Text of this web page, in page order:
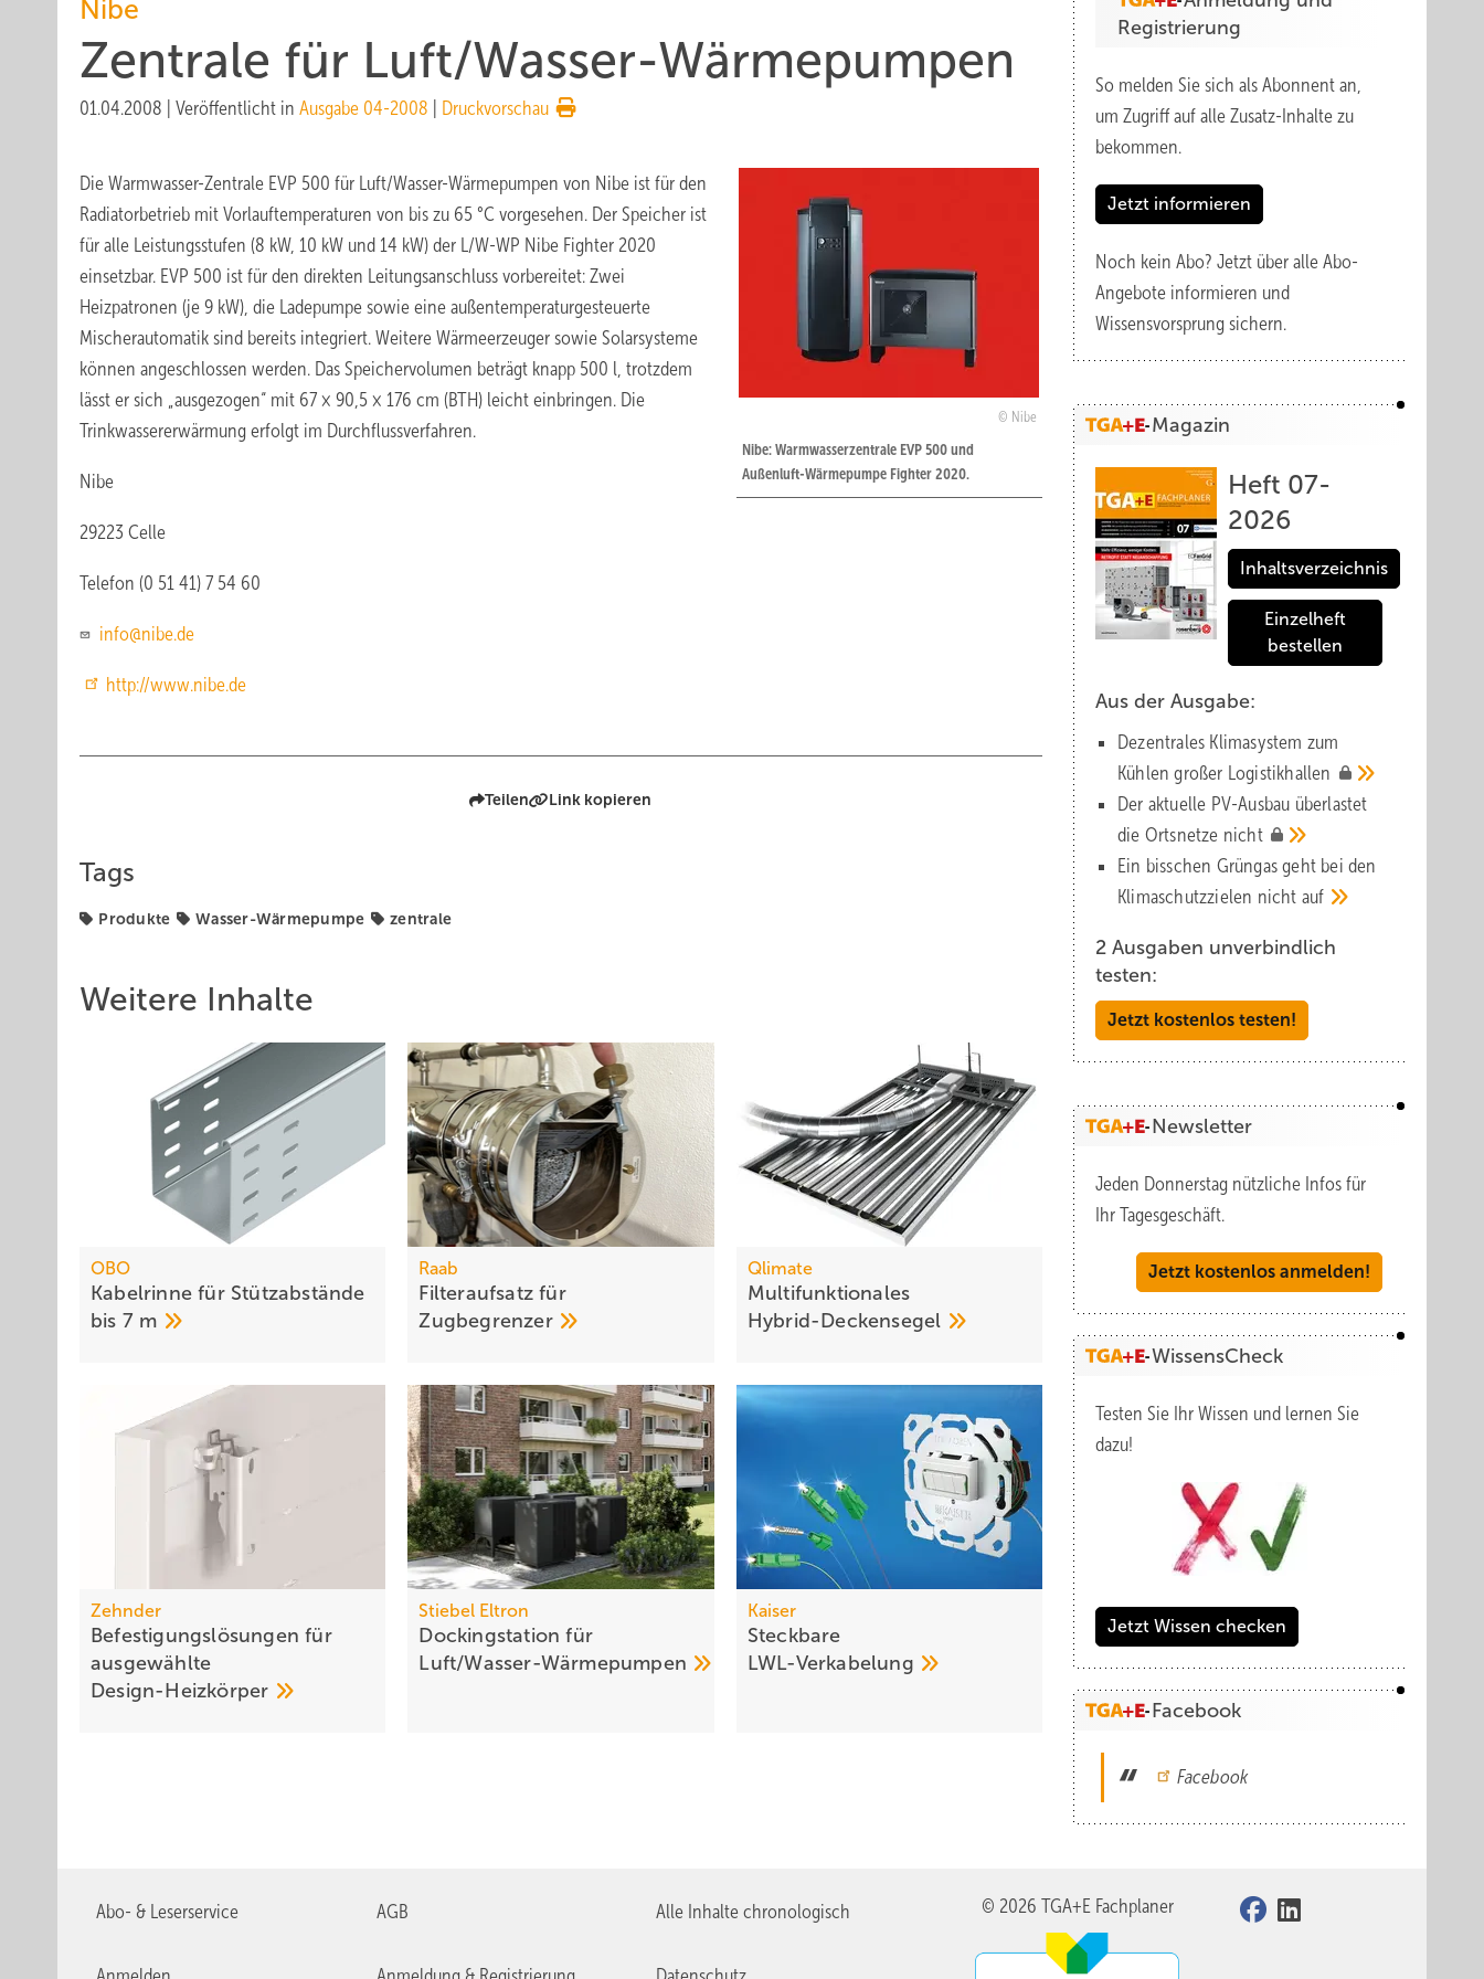
Nibe
Zentrale für Luft/Wasser-Wärmepumpen
01.04.2008 Veröffentlicht in Ausgabe 04-2008 Druckvorschau
Nibe
Nibe: Warmwasserzentrale EVP 500 und
Außenluft-Wärmepumpe Fighter 2020.
Die Warmwasser-Zentrale EVP 500 für Luft/Wasser-Wärmepumpen von Nibe ist für den
Radiatorbetrieb mit Vorlauftemperaturen von bis zu 65 °C vorgesehen. Der Speicher ist
für alle Leistungsstufen (8 kW, 10 kW und 14 kW) der L/W-WP Nibe Fighter 2020
einsetzbar. EVP 500 ist für den ­direkten Leitungsanschluss vorbereitet: Zwei
Heizpatronen (je 9 kW), die Ladepumpe sowie eine außentemperaturgesteuerte
Mischerauto­matik sind bereits integriert. Weitere Wärme­erzeuger ­sowie Solarsysteme
können angeschlossen ­werden. Das Speichervolumen beträgt knapp 500 l, trotzdem
lässt er sich „ausgezogen“ mit 67 × 90,5 × 176 cm (BTH) leicht einbringen. Die
Trinkwassererwärmung erfolgt im Durchfluss­verfahren.
Nibe
29223 Celle
Telefon (0 51 41) 7 54 60
info@nibe.de
http://www.nibe.de
Teilen Link kopieren
Tags
Produkte Wasser-Wärmepumpe zentrale
Weitere Inhalte
OBO
Kabelrinne für Stützabstände
bis 7 m
Raab
Filteraufsatz für
Zugbegrenzer
Qlimate
Multifunktionales
Hybrid-Deckensegel
Zehnder
Befestigungslösungen für
ausgewählte
Design-Heizkörper
Stiebel Eltron
Dockingstation für
Luft/Wasser-Wärme­pumpen
Kaiser
Steckbare
LWL-Verkabelung
Registrierung
So melden Sie sich als Abonnent an,
um Zugriff auf alle Zusatz-Inhalte zu
bekommen.
Jetzt informieren
Noch kein Abo? Jetzt über alle Abo-
Angebote informieren und
Wissensvorsprung sichern.
Magazin
Heft 07-
2026
Inhaltsverzeichnis
Einzelheft
bestellen
Aus der Ausgabe:
Dezentrales Klimasystem zum
Kühlen großer Logistik­hallen
Der aktuelle PV-Ausbau über­lastet
die Orts­netze nicht
Ein bisschen Grüngas geht bei den
Klima­schutz­zielen nicht auf
2 Ausgaben unverbindlich
testen:
Jetzt kostenlos testen!
Newsletter
Jeden Donnerstag nützliche Infos für
Ihr Tagesgeschäft.
Jetzt kostenlos anmelden!
WissensCheck
Testen Sie Ihr Wissen und lernen Sie
dazu!
Jetzt Wissen checken
Facebook
Facebook
Abo- & Leserservice AGB Alle Inhalte chronologisch © 2026 TGA+E Fachplaner